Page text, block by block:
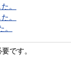
。
。
です。